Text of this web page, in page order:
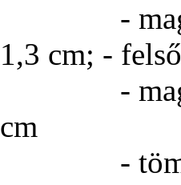
-
1,3 cm; -
-
cm
- tömeg: